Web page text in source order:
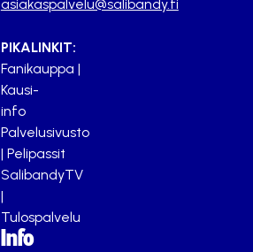
asiakaspalvelu@salibandy.fi
PIKALINKIT:
Fanikauppa |
Kausi-
info
Palvelusivusto
| Pelipassit
SalibandyTV
|
Tulospalvelu
Info